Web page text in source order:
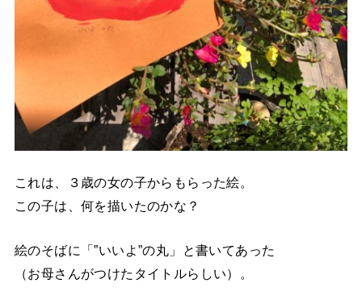
これは、３歳の女の子からもらった絵。
この子は、何を描いたのかな？
絵のそばに「”いいよ”の丸」と書いてあった
（お母さんがつけたタイトルらしい）。